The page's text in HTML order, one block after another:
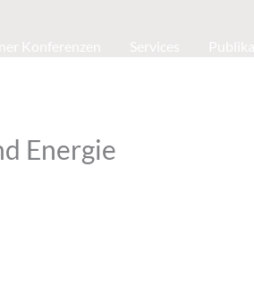
Energie